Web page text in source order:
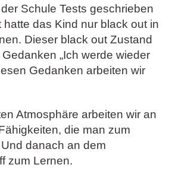
Schule Tests geschrieben
hatte das Kind nur black out in
Dieser black out Zustand
„Ich werde wieder
Gedanken arbeiten wir
Atmosphäre arbeiten wir an
die man zum
danach an dem
zum Lernen.